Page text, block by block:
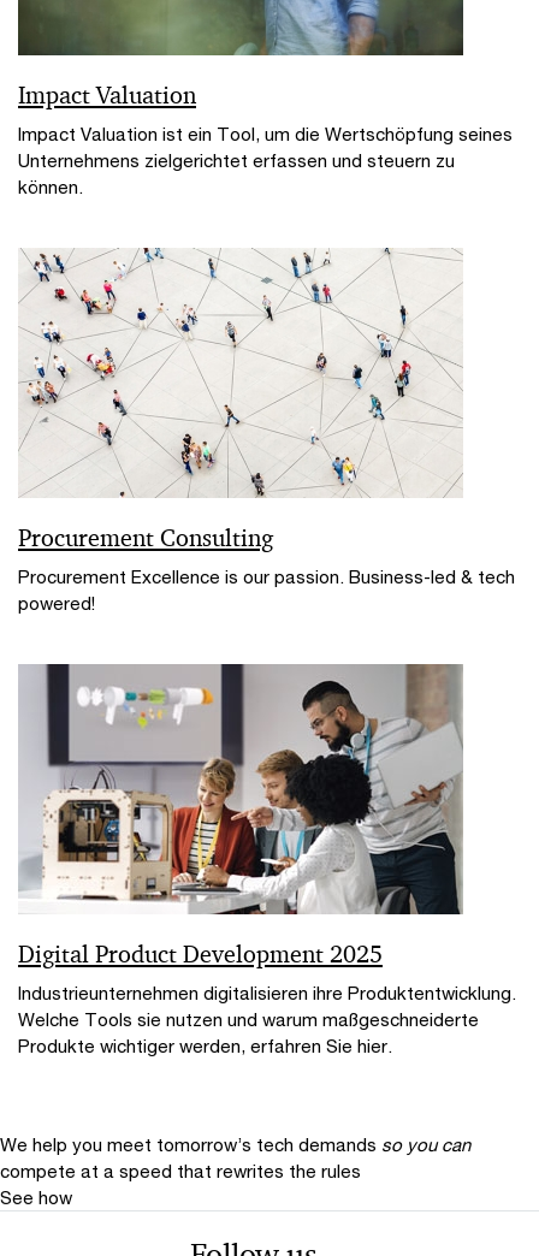
Impact Valuation
Impact Valuation ist ein Tool, um die Wertschöpfung seines
Unternehmens zielgerichtet erfassen und steuern zu
können.
Procurement Consulting
Procurement Excellence is our passion. Business-led & tech
powered!
Digital Product Development 2025
Industrieunternehmen digitalisieren ihre Produktentwicklung.
Welche Tools sie nutzen und warum maßgeschneiderte
Produkte wichtiger werden, erfahren Sie hier.
We help you meet tomorrow’s tech demands so you can
compete at a speed that rewrites the rules
See how